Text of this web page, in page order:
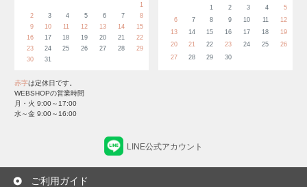
1
2
3 4 5 6 7
8
9
10 11 12 13 14
15
16
17 18 19 20 21
22
23
24 25 26 27 28
29
30
31
1
2 3 4
5
6
7 8 9 10 11
12
13
14 15 16 17 18
19
20
21 22 23 24 25
26
27
28 29 30
赤字は定休日です。
WEBSHOPの営業時間
月・火 9:00～17:00
水～金 9:00～16:00
LINE公式アカウント
ご利用ガイド